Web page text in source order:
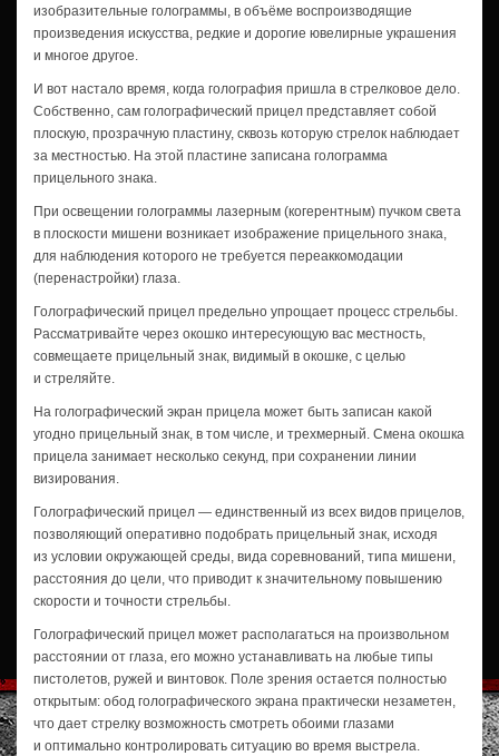
изобразительные голограммы, в объёме воспроизводящие
произведения искусства, редкие и дорогие ювелирные украшения
и многое другое.
И вот настало время, когда голография пришла в стрелковое дело.
Собственно, сам голографический прицел представляет собой
плоскую, прозрачную пластину, сквозь которую стрелок наблюдает
за местностью. На этой пластине записана голограмма
прицельного знака.
При освещении голограммы лазерным (когерентным) пучком света
в плоскости мишени возникает изображение прицельного знака,
для наблюдения которого не требуется переаккомодации
(перенастройки) глаза.
Голографический прицел предельно упрощает процесс стрельбы.
Рассматривайте через окошко интересующую вас местность,
совмещаете прицельный знак, видимый в окошке, с целью
и стреляйте.
На голографический экран прицела может быть записан какой
угодно прицельный знак, в том числе, и трехмерный. Смена окошка
прицела занимает несколько секунд, при сохранении линии
визирования.
Голографический прицел — единственный из всех видов прицелов,
позволяющий оперативно подобрать прицельный знак, исходя
из условии окружающей среды, вида соревнований, типа мишени,
расстояния до цели, что приводит к значительному повышению
скорости и точности стрельбы.
Голографический прицел может располагаться на произвольном
расстоянии от глаза, его можно устанавливать на любые типы
пистолетов, ружей и винтовок. Поле зрения остается полностью
открытым: обод голографического экрана практически незаметен,
что дает стрелку возможность смотреть обоими глазами
и оптимально контролировать ситуацию во время выстрела.